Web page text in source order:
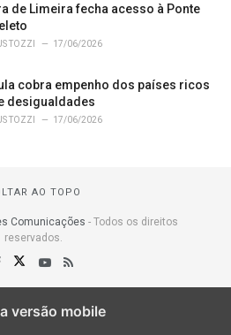
de Limeira fecha acesso à Ponte
TOZZI 17/06/2026
cobra empenho dos países ricos
desigualdades
TOZZI 17/06/2026
AO TOPO
Comunicações - Todos os direitos
reservados.
versão mobile